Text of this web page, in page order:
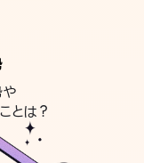
とは？